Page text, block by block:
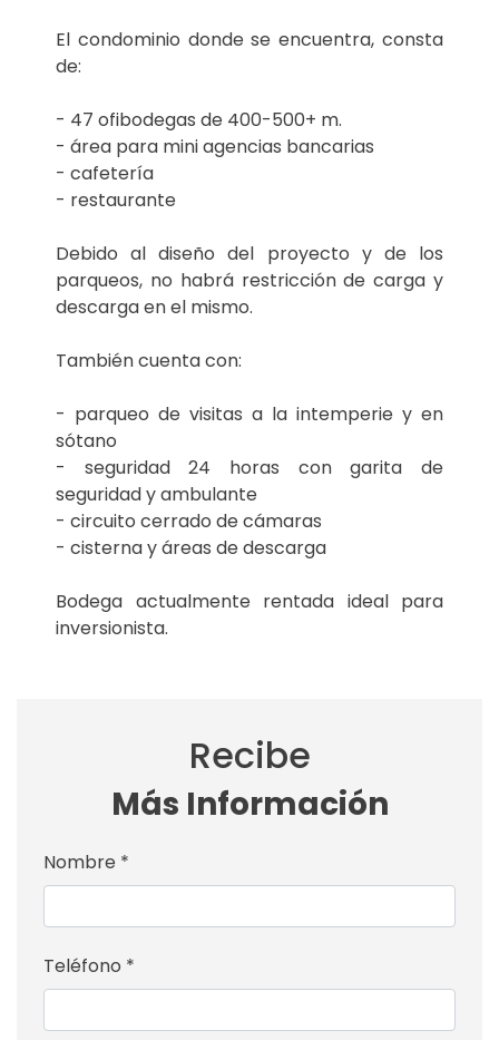
El condominio donde se encuentra, consta
de:
- 47 ofibodegas de 400-500+ m.
- área para mini agencias bancarias
- cafetería
- restaurante
Debido al diseño del proyecto y de los
parqueos, no habrá restricción de carga y
descarga en el mismo.
También cuenta con:
- parqueo de visitas a la intemperie y en
sótano
- seguridad 24 horas con garita de
seguridad y ambulante
- circuito cerrado de cámaras
- cisterna y áreas de descarga
Bodega actualmente rentada ideal para
inversionista.
Recibe
Más Información
Nombre *
Teléfono *